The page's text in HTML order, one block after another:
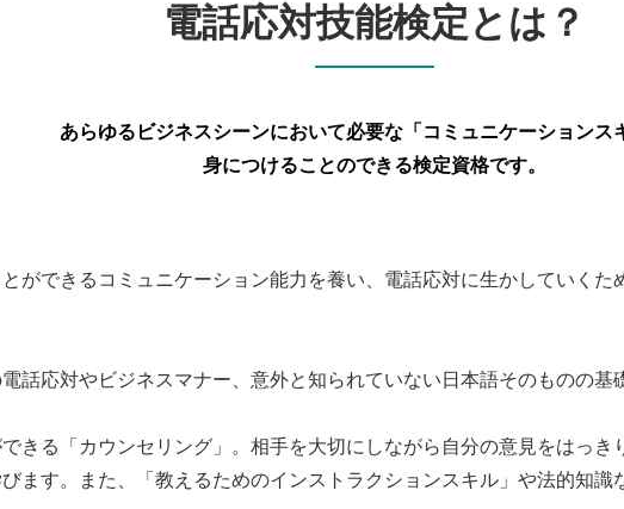
電話応対技能検定とは？
あらゆるビジネスシーンにおいて必要な「コミュニケーションス
身につけることのできる検定資格です。
ができるコミュニケーション能力を養い、電話応対に生かしていくた
話応対やビジネスマナー、意外と知られていない日本語そのものの基
きる「カウンセリング」。相手を大切にしながら自分の意見をはっ
ます。また、「教えるためのインストラクションスキル」や法的知識